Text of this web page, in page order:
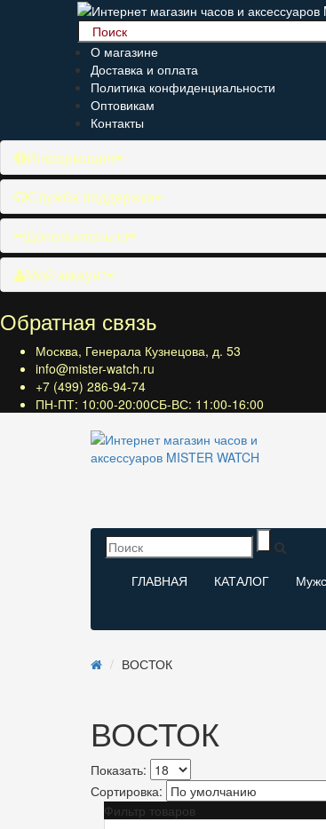
О магазине
Доставка и оплата
Политика конфиденциальности
Оптовикам
Контакты
Информация
Служба поддержки
Дополнительно
Мой аккаунт
Обратная связь
Москва, Генерала Кузнецова, д. 53
info@mister-watch.ru
+7 (499) 286-94-74
ПН-ПТ: 10:00-20:00СБ-ВС: 11:00-16:00
ГЛАВНАЯ КАТАЛОГ
ВОСТОК
ВОСТОК
Показать:
Сортировка:
Фильтр товаров